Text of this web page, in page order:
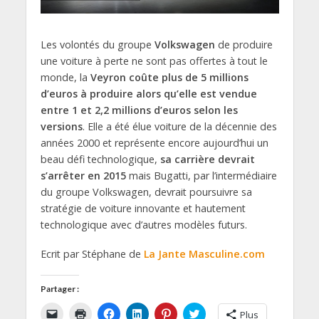
Les volontés du groupe Volkswagen de produire
une voiture à perte ne sont pas offertes à tout le
monde, la Veyron coûte plus de 5 millions
d’euros à produire alors qu’elle est vendue
entre 1 et 2,2 millions d’euros selon les
versions. Elle a été élue voiture de la décennie des
années 2000 et représente encore aujourd’hui un
beau défi technologique, sa carrière devrait
s’arrêter en 2015mais Bugatti, par l’intermédiaire
du groupe Volkswagen, devrait poursuivre sa
stratégie de voiture innovante et hautement
technologique avec d’autres modèles futurs.
Ecrit par Stéphane de La Jante Masculine.com
Partager :
C C C C Plus